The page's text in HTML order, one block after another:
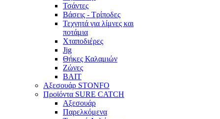
Τσάντες
Βάσεις - Τρίποδες
Τεχνητά για λίμνες και
ποτάμια
Χταποδιέρες
Jig
Θήκες Καλαμιών
Ζώνες
BAIT
Αξεσουάρ STONFO
Προϊόντα SURE CATCH
Αξεσουάρ
Παρελκόμενα